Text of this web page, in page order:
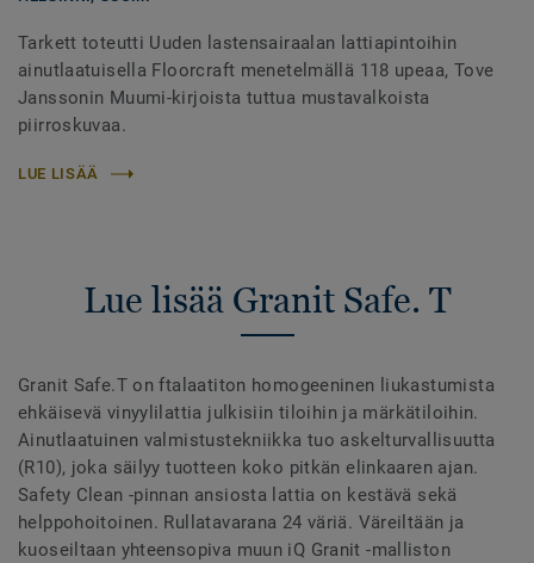
Tarkett toteutti Uuden lastensairaalan lattiapintoihin
ainutlaatuisella Floorcraft menetelmällä 118 upeaa, Tove
Janssonin Muumi-kirjoista tuttua mustavalkoista
piirroskuvaa.
LUE LISÄÄ
Lue lisää Granit Safe. T
Granit Safe.T on ftalaatiton homogeeninen liukastumista
ehkäisevä vinyylilattia julkisiin tiloihin ja märkätiloihin.
Ainutlaatuinen valmistustekniikka tuo askelturvallisuutta
(R10), joka säilyy tuotteen koko pitkän elinkaaren ajan.
Safety Clean -pinnan ansiosta lattia on kestävä sekä
helppohoitoinen. Rullatavarana 24 väriä. Väreiltään ja
kuoseiltaan yhteensopiva muun iQ Granit -malliston